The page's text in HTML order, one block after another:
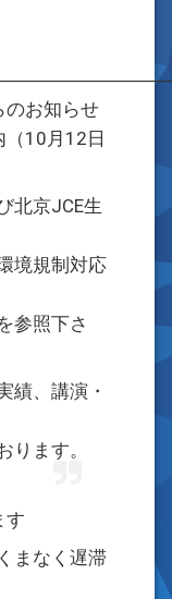
のお知らせ
10月12日
北京JCE生
境規制対応
参照下さ
績、講演・
ります。
す
まなく遅滞